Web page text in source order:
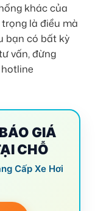
khác của
là điều mà
bạn có bất kỳ
vấn, đừng
GIÁ
CHỖ
Cấp Xe Hơi